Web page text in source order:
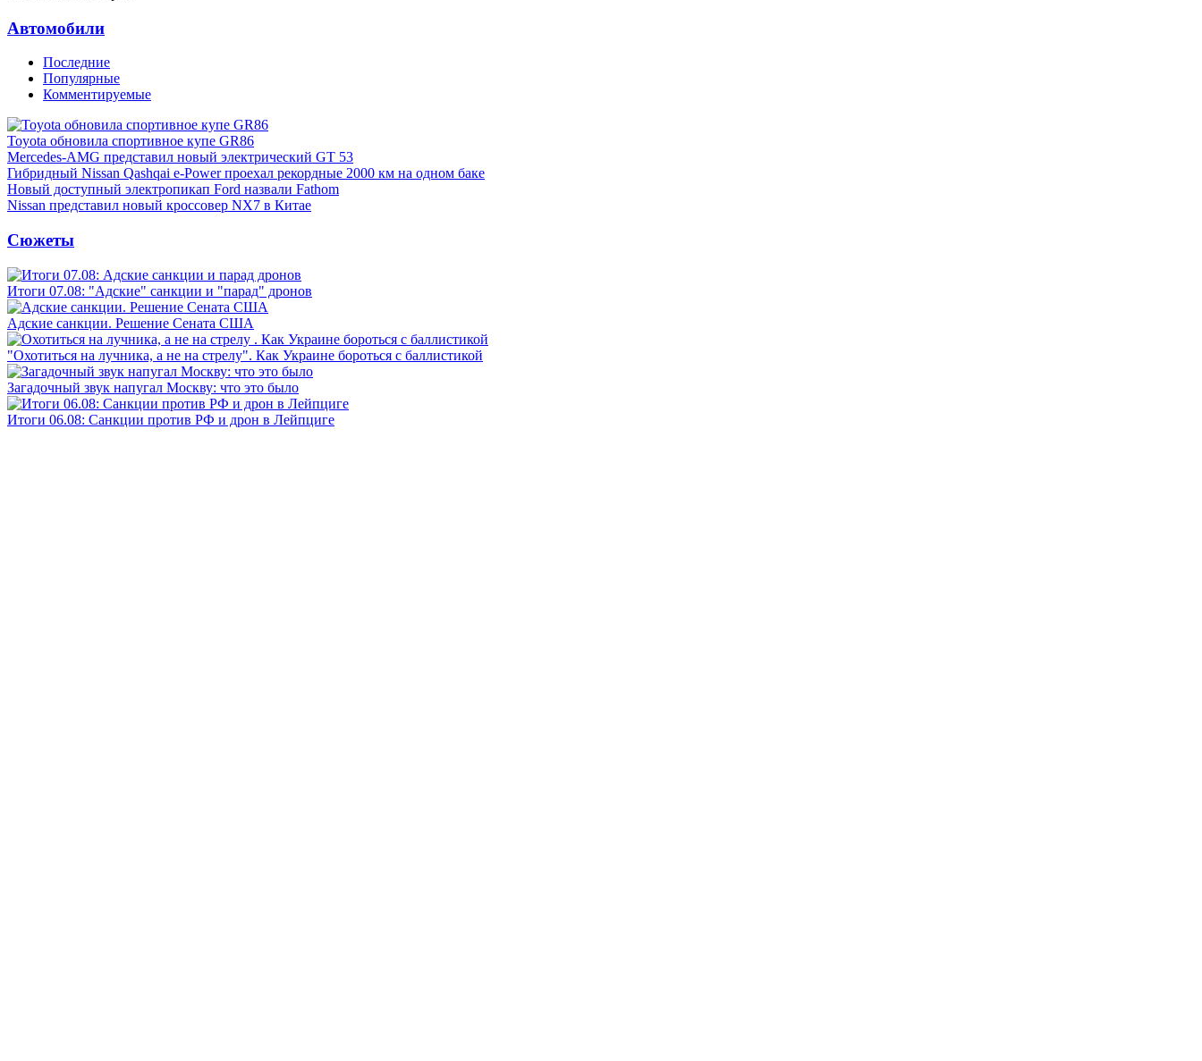
Автомобили
Последние
Популярные
Комментируемые
Toyota обновила спортивное купе GR86
Mercedes-AMG представил новый электрический GT 53
Гибридный Nissan Qashqai e-Power проехал рекордные 2000 км на одном баке
Новый доступный электропикап Ford назвали Fathom
Nissan представил новый кроссовер NX7 в Китае
Сюжеты
Итоги 07.08: "Адские" санкции и "парад" дронов
Адские санкции. Решение Сената США
"Охотиться на лучника, а не на стрелу". Как Украине бороться с баллистикой
Загадочный звук напугал Москву: что это было
Итоги 06.08: Санкции против РФ и дрон в Лейпциге